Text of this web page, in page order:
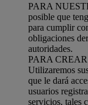
PARA
posible que
para cumplir
obligaciones
autoridades.
PARA
Utilizaremos
que le dará
usuarios
servicios, tales